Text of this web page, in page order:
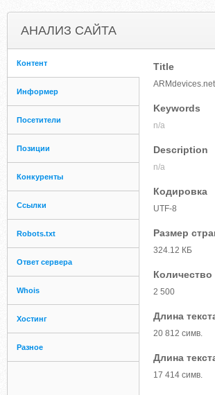
АНАЛИЗ САЙТА
Контент
Информер
Посетители
Позиции
Конкуренты
Ссылки
Robots.txt
Ответ сервера
Whois
Хостинг
Разное
Title
Keywords
n/a
Description
n/a
Кодировка
UTF-8
Размер
324.12 КБ
Количество
2 500
Длина
20 812 симв.
Длина
17 414 симв.